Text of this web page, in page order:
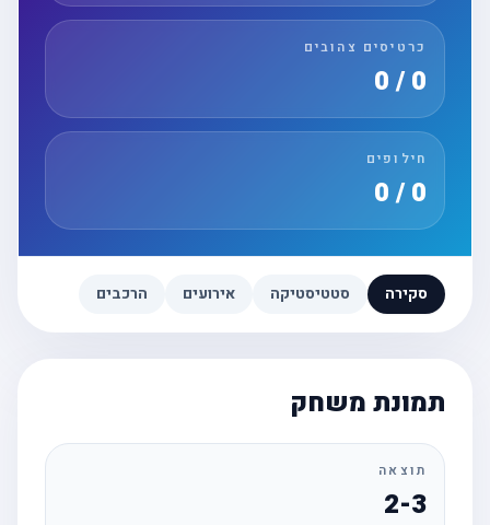
כרטיסים צהובים
חילופים
סקירה סטטיסטיקה אירועים הרכבים
תמונת משחק
תוצאה
2-3